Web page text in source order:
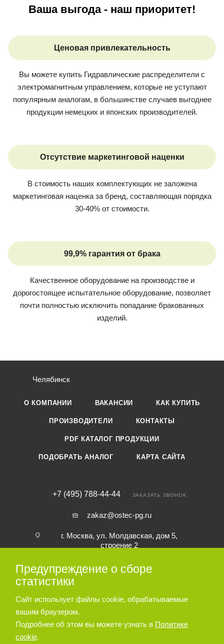
Ваша выгода - наш приоритет!
Ценовая привлекательность
Вы можете купить Гидравлические распределители с
электромагнитным управлением, которые не уступают
популярным аналогам, в большинстве случаев выгоднее
продукции немецких и японских производителей.
Отсутствие маркетинговой наценки
В стоимость наших комплектующих не заложена
маркетинговая наценка за бренд, составляющая порядка
30-40% от стоимости.
99,9% гарантия от брака
Качественное оборудование на производстве и
дорогостоящее испытательное оборудование, позволяет
почти полностью исключить попадание бракованных
изделий.
Челябинск
О КОМПАНИИ ВАКАНСИИ КАК КУПИТЬ
ПРОИЗВОДИТЕЛИ КОНТАКТЫ
PDF КАТАЛОГ ПРОДУКЦИИ
ПОДОБРАТЬ АНАЛОГ КАРТА САЙТА
+7 (495) 788-44-44 ЗАКАЗАТЬ ЗВОНОК
zakaz@ostec-pg.ru
г. Москва, ул. Молдавская, дом 5,
строение 2
ПОДПИСАТЬСЯ НА РАССЫЛКУ
ПОЛИТИКА КОНФИДЕНЦИАЛЬНОСТИ
© 2026 Пневматическое и гидравлическое оборудование ООО
Предупреждение о сборе
статистики
Сайт использует файлы cookie, обрабатываемые
вашим браузером.
Подробнее об этом вы можете узнать в Политике
cookie.